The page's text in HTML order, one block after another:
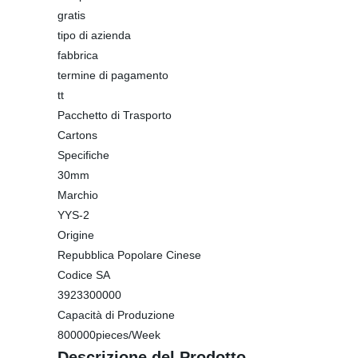
gratis
tipo di azienda
fabbrica
termine di pagamento
tt
Pacchetto di Trasporto
Cartons
Specifiche
30mm
Marchio
YYS-2
Origine
Repubblica Popolare Cinese
Codice SA
3923300000
Capacità di Produzione
800000pieces/Week